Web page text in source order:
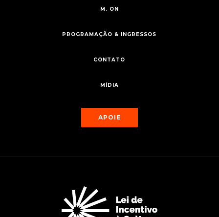
M. ON
PROGRAMAÇÃO & INGRESSOS
CONTATO
MÍDIA
APOIE